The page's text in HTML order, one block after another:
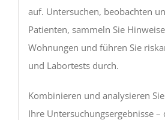
auf. Untersuchen, beobachten
Patienten, sammeln Sie
Wohnungen und führen Sie
und Labortests durch.
Kombinieren und analysieren
Ihre Untersuchungsergebnisse –